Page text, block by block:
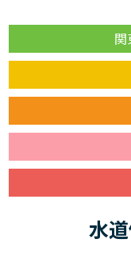
関
水